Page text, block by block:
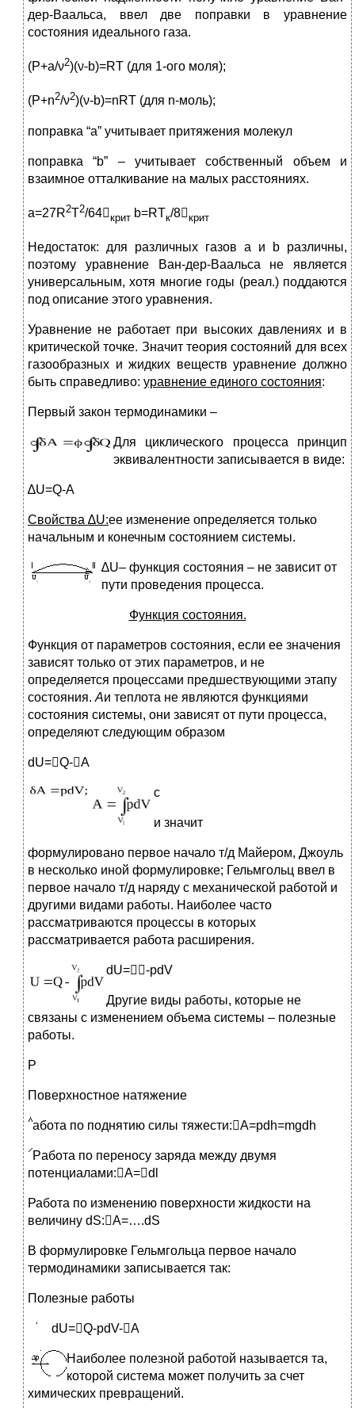
дер-Ваальса, ввел две поправки в уравнение
состояния идеального газа.
(P+a/ν2)(ν-b)=RT (для 1-ого моля);
(P+n2/ν2)(ν-b)=nRT (для n-моль);
поправка “a” учитывает притяжения молекул
поправка “b” – учитывает собственный объем и
взаимное отталкивание на малых расстояниях.
a=27R2T2/64крит b=RTк/8крит
Недостаток: для различных газов a и b различны,
поэтому уравнение Ван-дер-Ваальса не является
универсальным, хотя многие годы (реал.) поддаются
под описание этого уравнения.
Уравнение не работает при высоких давлениях и в
критической точке. Значит теория состояний для всех
газообразных и жидких веществ уравнение должно
быть справедливо: уравнение единого состояния:
Первый закон термодинамики –
Для циклического процесса принцип
эквивалентности записывается в виде:
∆U=Q-A
Свойства ∆U:ее изменение определяется только
начальным и конечным состоянием системы.
∆U– функция состояния – не зависит от
пути проведения процесса.
Функция состояния.
Функция от параметров состояния, если ее значения
зависят только от этих параметров, и не
определяется процессами предшествующими этапу
состояния. Aи теплота не являются функциями
состояния системы, они зависят от пути процесса,
определяют следующим образом
dU=Q-A
с
и значит
формулировано первое начало т/д Майером, Джоуль
в несколько иной формулировке; Гельмгольц ввел в
первое начало т/д наряду с механической работой и
другими видами работы. Наиболее часто
рассматриваются процессы в которых
рассматривается работа расширения.
dU=-pdV
Другие виды работы, которые не
связаны с изменением объема системы – полезные
работы.
Р
Поверхностное натяжение
абота по поднятию силы тяжести:A=pdh=mgdh
Работа по переносу заряда между двумя
потенциалами:A=dl
Работа по изменению поверхности жидкости на
величину dS:A=….dS
В формулировке Гельмгольца первое начало
термодинамики записывается так:
Полезные работы
dU=Q-pdV-A
Наиболее полезной работой называется та,
которой система может получить за счет
химических превращений.